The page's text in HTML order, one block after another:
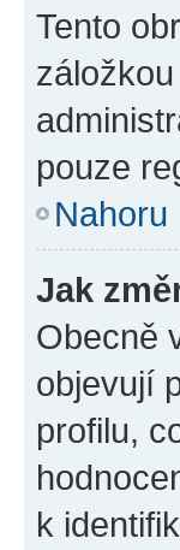
Tento
pouze
Nahoru
Jak
Obecně
objevují
profilu,
k